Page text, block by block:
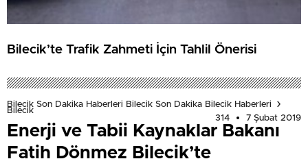
Bilecik’te Trafik Zahmeti İçin Tahlil Önerisi
Bilecik Son Dakika Haberleri Bilecik Son Dakika Bilecik Haberleri
Bilecik
314
7 Şubat 2019
Enerji ve Tabii Kaynaklar Bakanı
Fatih Dönmez Bilecik’te